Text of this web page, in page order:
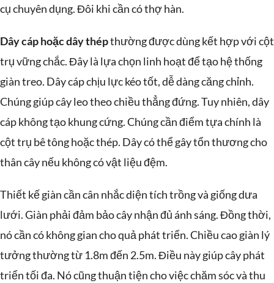
cụ chuyên dụng. Đôi khi cần có thợ hàn.
Dây cáp hoặc dây thépthường được dùng kết hợp với cột
trụ vững chắc. Đây là lựa chọn linh hoạt để tạo hệ thống
giàn treo. Dây cáp chịu lực kéo tốt, dễ dàng căng chỉnh.
Chúng giúp cây leo theo chiều thẳng đứng. Tuy nhiên, dây
cáp không tạo khung cứng. Chúng cần điểm tựa chính là
cột trụ bê tông hoặc thép. Dây có thể gây tổn thương cho
thân cây nếu không có vật liệu đệm.
Thiết kế giàn cần cân nhắc diện tích trồng và giống dưa
lưới. Giàn phải đảm bảo cây nhận đủ ánh sáng. Đồng thời,
nó cần có không gian cho quả phát triển. Chiều cao giàn lý
tưởng thường từ 1.8m đến 2.5m. Điều này giúp cây phát
triển tối đa. Nó cũng thuận tiện cho việc chăm sóc và thu